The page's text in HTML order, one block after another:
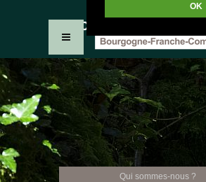
OK
Qui sommes-nous ?